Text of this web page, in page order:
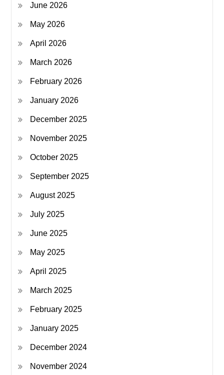
June 2026
May 2026
April 2026
March 2026
February 2026
January 2026
December 2025
November 2025
October 2025
September 2025
August 2025
July 2025
June 2025
May 2025
April 2025
March 2025
February 2025
January 2025
December 2024
November 2024